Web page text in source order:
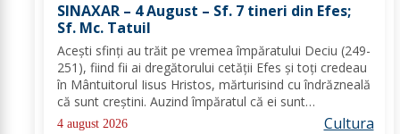
SINAXAR – 4 August – Sf. 7 tineri din Efes;
Sf. Mc. Tatuil
Aceşti sfinţi au trăit pe vremea împăratului Deciu (249-
251), fiind fii ai dregătorului cetăţii Efes şi toţi credeau
în Mântuitorul Iisus Hristos, mărturisind cu îndrăzneală
că sunt creştini. Auzind împăratul că ei sunt
mărturisitori ai lui Hristos, i-a chemat la judecată. În
4 august 2026 Cultura